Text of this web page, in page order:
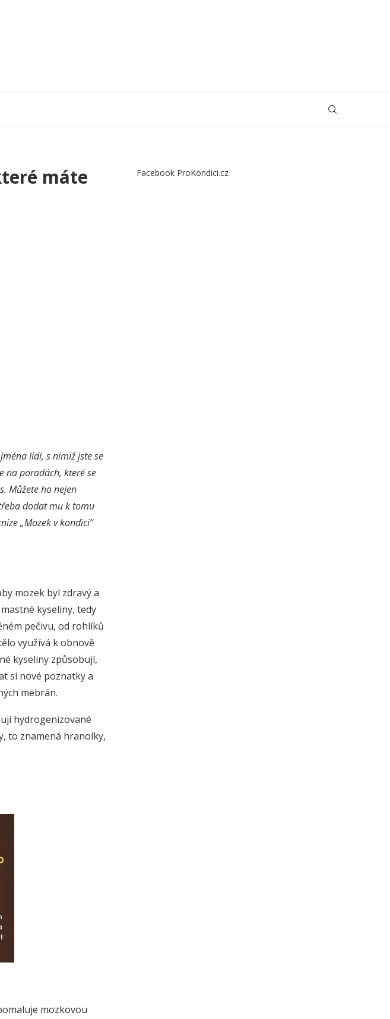
máte
lidí, s nimiž jste se
na poradách, které se
Můžete ho nejen
dodat mu k tomu
„Mozek v kondici“
mozek byl zdravý a
kyseliny, tedy
pečivu, od rohlíků
využívá k obnově
kyseliny způsobují,
si nové poznatky a
mebrán.
hydrogenizované
to znamená hranolky,
mozkovou
Facebook ProKondici.cz